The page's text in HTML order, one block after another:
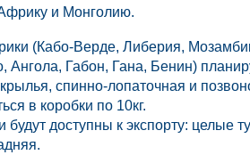
и Монголию.
(Кабо-Верде, Либерия,
Ангола, Габон, Гана, Бенин)
спинно-лопаточная и
в коробки по 10кг.
доступны к экспорту: целые